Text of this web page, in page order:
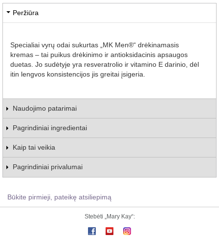
Peržiūra
Specialiai vyrų odai sukurtas „MK Men®“ drėkinamasis
kremas – tai puikus drėkinimo ir antioksidacinis apsaugos
duetas. Jo sudėtyje yra resveratrolio ir vitamino E darinio, dėl
itin lengvos konsistencijos jis greitai įsigeria.
Naudojimo patarimai
Pagrindiniai ingredientai
Kaip tai veikia
Pagrindiniai privalumai
Būkite pirmieji, pateikę atsiliepimą
Stebėti „Mary Kay“: